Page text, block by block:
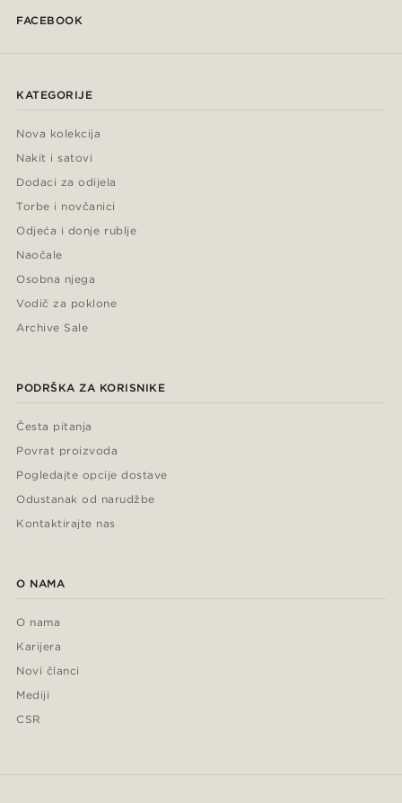
FACEBOOK
KATEGORIJE
Nova kolekcija
Nakit i satovi
Dodaci za odijela
Torbe i novčanici
Odjeća i donje rublje
Naočale
Osobna njega
Vodič za poklone
Archive Sale
PODRŠKA ZA KORISNIKE
Česta pitanja
Povrat proizvoda
Pogledajte opcije dostave
Odustanak od narudžbe
Kontaktirajte nas
O NAMA
O nama
Karijera
Novi članci
Mediji
CSR